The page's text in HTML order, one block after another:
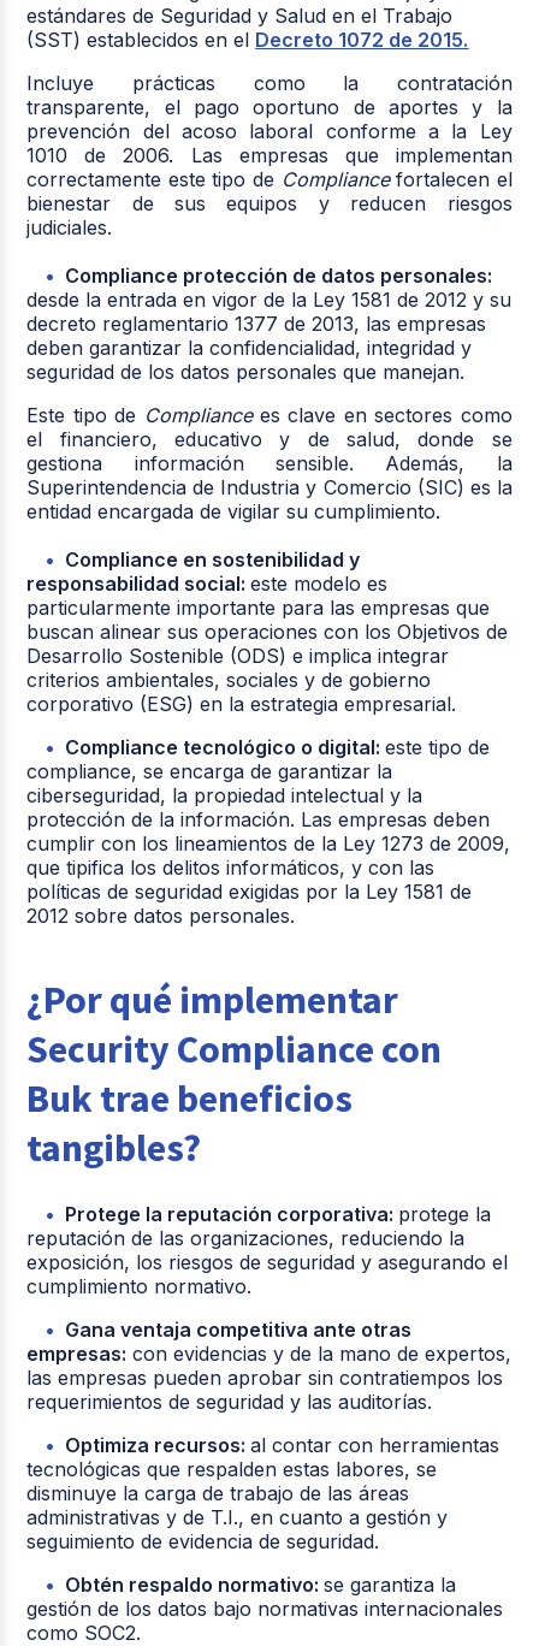
estándares de Seguridad y Salud en el Trabajo
(SST) establecidos en el Decreto 1072 de 2015.
Incluye prácticas como la contratación
transparente, el pago oportuno de aportes y la
prevención del acoso laboral conforme a la Ley
1010 de 2006. Las empresas que implementan
correctamente este tipo de Compliancefortalecen el
bienestar de sus equipos y reducen riesgos
judiciales.
Compliance protección de datos personales:
desde la entrada en vigor de la Ley 1581 de 2012 y su
decreto reglamentario 1377 de 2013, las empresas
deben garantizar la confidencialidad, integridad y
seguridad de los datos personales que manejan.
Este tipo de Compliancees clave en sectores como
el financiero, educativo y de salud, donde se
gestiona información sensible. Además, la
Superintendencia de Industria y Comercio (SIC) es la
entidad encargada de vigilar su cumplimiento.
Compliance en sostenibilidad y
responsabilidad social:este modelo es
particularmente importante para las empresas que
buscan alinear sus operaciones con los Objetivos de
Desarrollo Sostenible (ODS) e implica integrar
criterios ambientales, sociales y de gobierno
corporativo (ESG) en la estrategia empresarial.
Compliance tecnológico o digital:este tipo de
compliance, se encarga de garantizar la
ciberseguridad, la propiedad intelectual y la
protección de la información. Las empresas deben
cumplir con los lineamientos de la Ley 1273 de 2009,
que tipifica los delitos informáticos, y con las
políticas de seguridad exigidas por la Ley 1581 de
2012 sobre datos personales.
¿Por qué implementar
Security Compliance con
Buk trae beneficios
tangibles?
Protege la reputación corporativa: protege la
reputación de las organizaciones, reduciendo la
exposición, los riesgos de seguridad y asegurando el
cumplimiento normativo.
Gana ventaja competitiva ante otras
empresas: con evidencias y de la mano de expertos,
las empresas pueden aprobar sin contratiempos los
requerimientos de seguridad y las auditorías.
Optimiza recursos:al contar con herramientas
tecnológicas que respalden estas labores, se
disminuye la carga de trabajo de las áreas
administrativas y de T.I., en cuanto a gestión y
seguimiento de evidencia de seguridad.
Obtén respaldo normativo:se garantiza la
gestión de los datos bajo normativas internacionales
como SOC2.